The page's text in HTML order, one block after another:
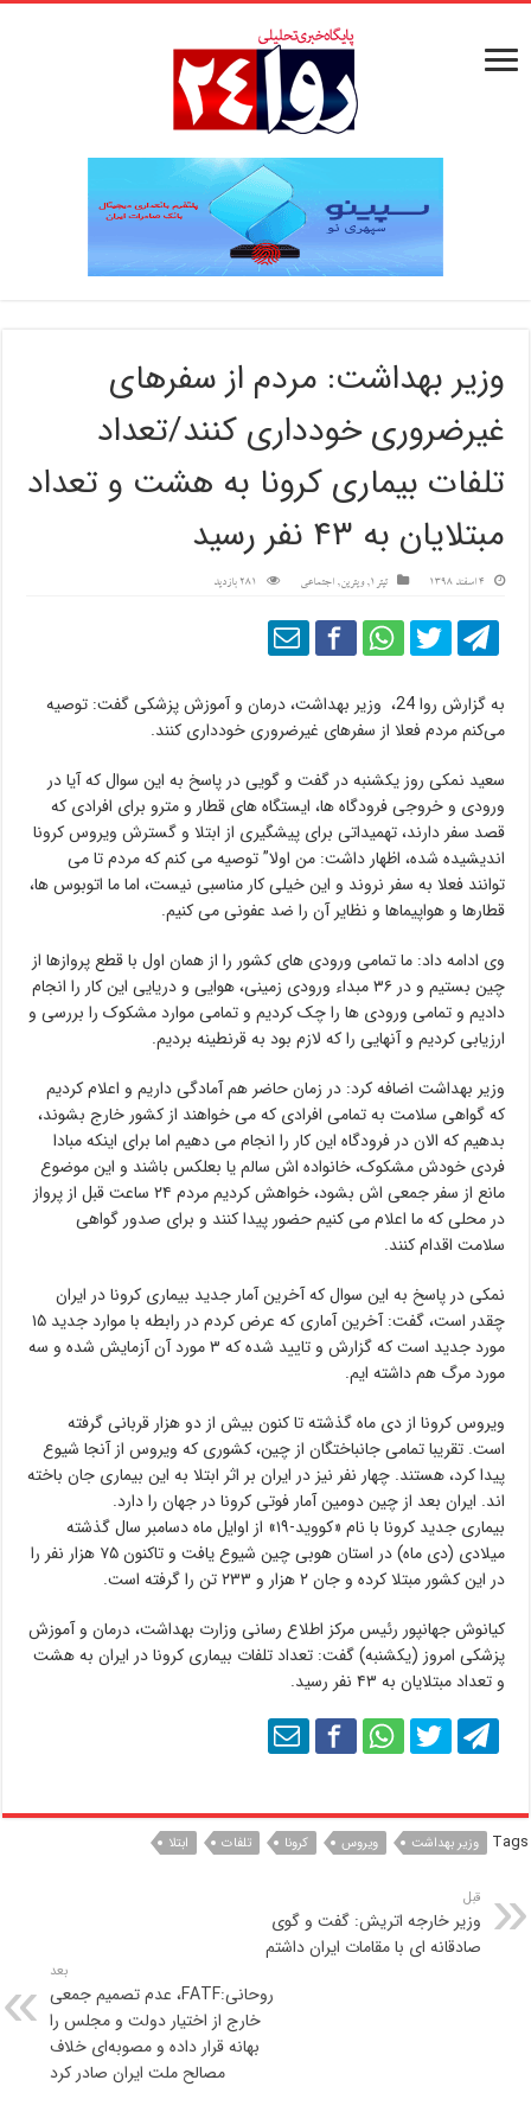
وزیر بهداشت: مردم از سفرهای
غیرضروری خودداری کنند/تعداد
تلفات بیماری کرونا به هشت و تعداد
مبتلایان به ۴۳ نفر رسید
4 اسفند 1398 تیتر1 ,ویترین,اجتماعی 281 بازدید
به گزارش روا 24، وزیر بهداشت، درمان و آموزش پزشکی گفت: توصیه
می‌کنم مردم فعلا از سفرهای غیرضروری خودداری کنند.
سعید نمکی روز یکشنبه در گفت و گویی در پاسخ به این سوال که آیا در
ورودی و خروجی فرودگاه ها، ایستگاه های قطار و مترو برای افرادی که
قصد سفر دارند، تهمیداتی برای پیشگیری از ابتلا و گسترش ویروس کرونا
اندیشیده شده، اظهار داشت: من اولا” توصیه می کنم که مردم تا می
توانند فعلا به سفر نروند و این خیلی کار مناسبی نیست، اما ما اتوبوس ها،
قطارها و هواپیماها و نظایر آن را ضد عفونی می کنیم.
وی ادامه داد: ما تمامی ورودی های کشور را از همان اول با قطع پروازها از
چین بستیم و در ۳۶ مبداء ورودی زمینی، هوایی و دریایی این کار را انجام
دادیم و تمامی ورودی ها را چک کردیم و تمامی موارد مشکوک را بررسی و
ارزیابی کردیم و آنهایی را که لازم بود به قرنطینه بردیم.
وزیر بهداشت اضافه کرد: در زمان حاضر هم آمادگی داریم و اعلام کردیم
که گواهی سلامت به تمامی افرادی که می خواهند از کشور خارج بشوند،
بدهیم که الان در فرودگاه این کار را انجام می دهیم اما برای اینکه مبادا
فردی خودش مشکوک، خانواده اش سالم یا بعلکس باشند و این موضوع
مانع از سفر جمعی اش بشود، خواهش کردیم مردم ۲۴ ساعت قبل از پرواز
در محلی که ما اعلام می کنیم حضور پیدا کنند و برای صدور گواهی
سلامت اقدام کنند.
نمکی در پاسخ به این سوال که آخرین آمار جدید بیماری کرونا در ایران
چقدر است، گفت: آخرین آماری که عرض کردم در رابطه با موارد جدید ۱۵
مورد جدید است که گزارش و تایید شده که ۳ مورد آن آزمایش شده و سه
مورد مرگ هم داشته ایم.
ویروس کرونا از دی ماه گذشته تا کنون بیش از دو هزار قربانی گرفته
است. تقریبا تمامی جانباختگان از چین، ‌کشوری که ویروس از آنجا شیوع
پیدا کرد، هستند. چهار نفر نیز در ایران بر اثر ابتلا به این بیماری جان باخته‌
اند. ایران بعد از چین دومین آمار فوتی کرونا در جهان را دارد.
بیماری جدید کرونا با نام «کووید-۱۹» از اوایل ماه دسامبر سال گذشته
میلادی (دی ماه) در استان هوبی چین شیوع یافت و تاکنون ۷۵ هزار نفر را
در این کشور مبتلا کرده و جان ۲ هزار و ۲۳۳ تن را گرفته است.
کیانوش جهانپور رئیس مرکز اطلاع رسانی وزارت بهداشت، درمان و آموزش
پزشکی امروز (یکشنبه) گفت: تعداد تلفات بیماری کرونا در ایران به هشت
و تعداد مبتلایان به ۴۳ نفر رسید.
Tags وزیر بهداشت ویروس کرونا تلفات ابتلا
قبل
وزیر خارجه اتریش: گفت و گوی
صادقانه ای با مقامات ایران داشتم
بعد
روحانی:FATF، عدم تصمیم جمعی
خارج از اختیار دولت و مجلس را
بهانه قرار داده و مصوبه‌ای خلاف
مصالح ملت ایران صادر کرد